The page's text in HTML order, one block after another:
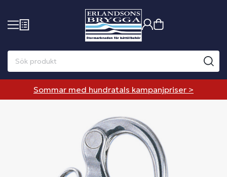
Sommar med hundratals kampanjpriser >